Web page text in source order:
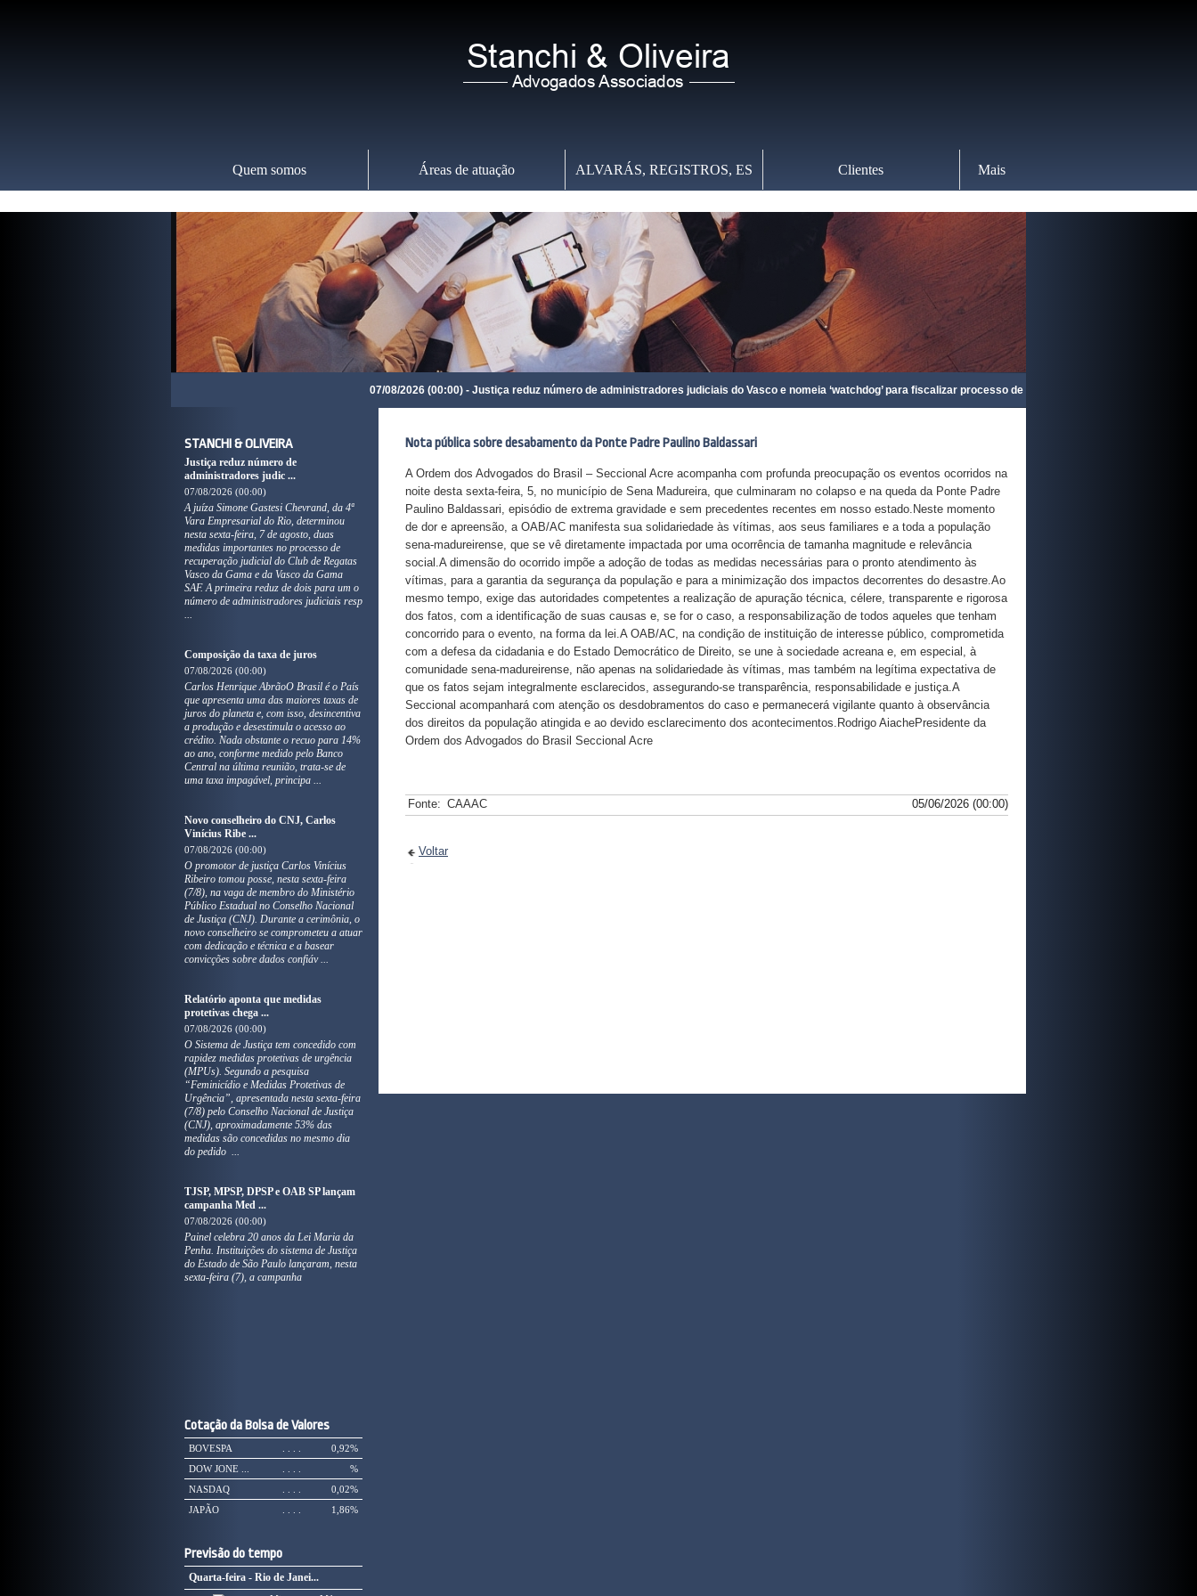
Quem somos Áreas de atuação ALVARÁS, REGISTROS, ES Clientes Mais
07/08/2026 (00:00) - Justiça reduz número de administradores judiciais do Vasco e nomeia ‘watchdog’ para fiscalizar processo de recuperação
STANCHI & OLIVEIRA
Justiça reduz número de
administradores judic ...
07/08/2026 (00:00)
A juíza Simone Gastesi Chevrand, da 4ª
Vara Empresarial do Rio, determinou
nesta sexta-feira, 7 de agosto, duas
medidas importantes no processo de
recuperação judicial do Club de Regatas
Vasco da Gama e da Vasco da Gama
SAF. A primeira reduz de dois para um o
número de administradores judiciais resp
...
Composição da taxa de juros
07/08/2026 (00:00)
Carlos Henrique AbrãoO Brasil é o País
que apresenta uma das maiores taxas de
juros do planeta e, com isso, desincentiva
a produção e desestimula o acesso ao
crédito. Nada obstante o recuo para 14%
ao ano, conforme medido pelo Banco
Central na última reunião, trata-se de
uma taxa impagável, principa ...
Novo conselheiro do CNJ, Carlos
Vinícius Ribe ...
07/08/2026 (00:00)
O promotor de justiça Carlos Vinícius
Ribeiro tomou posse, nesta sexta-feira
(7/8), na vaga de membro do Ministério
Público Estadual no Conselho Nacional
de Justiça (CNJ). Durante a cerimônia, o
novo conselheiro se comprometeu a atuar
com dedicação e técnica e a basear
convicções sobre dados confiáv ...
Relatório aponta que medidas
protetivas chega ...
07/08/2026 (00:00)
O Sistema de Justiça tem concedido com
rapidez medidas protetivas de urgência
(MPUs). Segundo a pesquisa
“Feminicídio e Medidas Protetivas de
Urgência”, apresentada nesta sexta-feira
(7/8) pelo Conselho Nacional de Justiça
(CNJ), aproximadamente 53% das
medidas são concedidas no mesmo dia
do pedido ...
TJSP, MPSP, DPSP e OAB SP lançam
campanha Med ...
07/08/2026 (00:00)
Painel celebra 20 anos da Lei Maria da
Penha. Instituições do sistema de Justiça
do Estado de São Paulo lançaram, nesta
sexta-feira (7), a campanha
Cotação da Bolsa de Valores
BOVESPA 0,92%
DOW JONE ...
%
NASDAQ
0,02%
JAPÃO
1,86%
Previsão do tempo
Quarta-feira - Rio de Janei...
Nota pública sobre desabamento da Ponte Padre Paulino Baldassari
A Ordem dos Advogados do Brasil – Seccional Acre acompanha com profunda preocupação os eventos ocorridos na
noite desta sexta-feira, 5, no município de Sena Madureira, que culminaram no colapso e na queda da Ponte Padre
Paulino Baldassari, episódio de extrema gravidade e sem precedentes recentes em nosso estado.Neste momento
de dor e apreensão, a OAB/AC manifesta sua solidariedade às vítimas, aos seus familiares e a toda a população
sena-madureirense, que se vê diretamente impactada por uma ocorrência de tamanha magnitude e relevância
social.A dimensão do ocorrido impõe a adoção de todas as medidas necessárias para o pronto atendimento às
vítimas, para a garantia da segurança da população e para a minimização dos impactos decorrentes do desastre.Ao
mesmo tempo, exige das autoridades competentes a realização de apuração técnica, célere, transparente e rigorosa
dos fatos, com a identificação de suas causas e, se for o caso, a responsabilização de todos aqueles que tenham
concorrido para o evento, na forma da lei.A OAB/AC, na condição de instituição de interesse público, comprometida
com a defesa da cidadania e do Estado Democrático de Direito, se une à sociedade acreana e, em especial, à
comunidade sena-madureirense, não apenas na solidariedade às vítimas, mas também na legítima expectativa de
que os fatos sejam integralmente esclarecidos, assegurando-se transparência, responsabilidade e justiça.A
Seccional acompanhará com atenção os desdobramentos do caso e permanecerá vigilante quanto à observância
dos direitos da população atingida e ao devido esclarecimento dos acontecimentos.Rodrigo AiachePresidente da
Ordem dos Advogados do Brasil Seccional Acre
Fonte: CAAAC 05/06/2026 (00:00)
Voltar